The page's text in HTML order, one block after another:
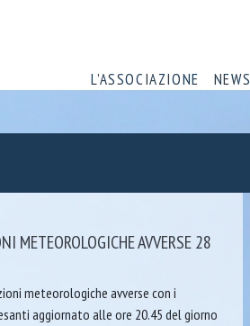
L’ASSOCIAZIONE NEWS
METEOROLOGICHE AVVERSE 28
meteorologiche avverse con i
aggiornato alle ore 20.45 del giorno